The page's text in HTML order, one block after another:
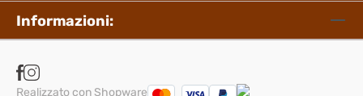
Informazioni:
Realizzato con Shopware